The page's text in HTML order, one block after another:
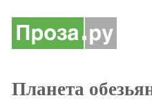
Планета